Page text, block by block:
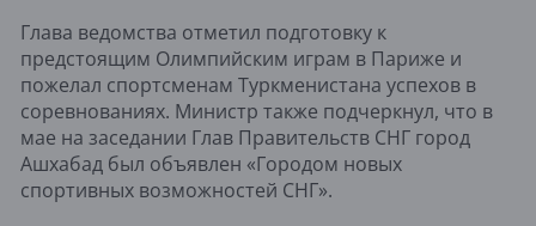
Глава ведомства отметил подготовку к
предстоящим Олимпийским играм в Париже и
пожелал спортсменам Туркменистана успехов в
соревнованиях. Министр также подчеркнул, что в
мае на заседании Глав Правительств СНГ город
Ашхабад был объявлен «Городом новых
спортивных возможностей СНГ».